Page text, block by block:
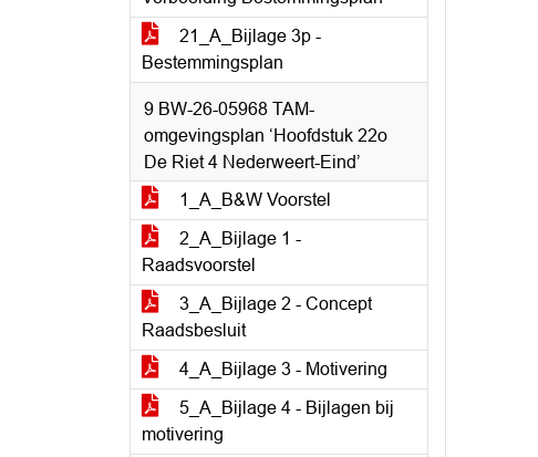
21_A_Bijlage 3p -
Bestemmingsplan
9 BW-26-05968 TAM-
omgevingsplan ‘Hoofdstuk 22o
De Riet 4 Nederweert-Eind’
1_A_B&W Voorstel
2_A_Bijlage 1 -
Raadsvoorstel
3_A_Bijlage 2 - Concept
Raadsbesluit
4_A_Bijlage 3 - Motivering
5_A_Bijlage 4 - Bijlagen bij
motivering